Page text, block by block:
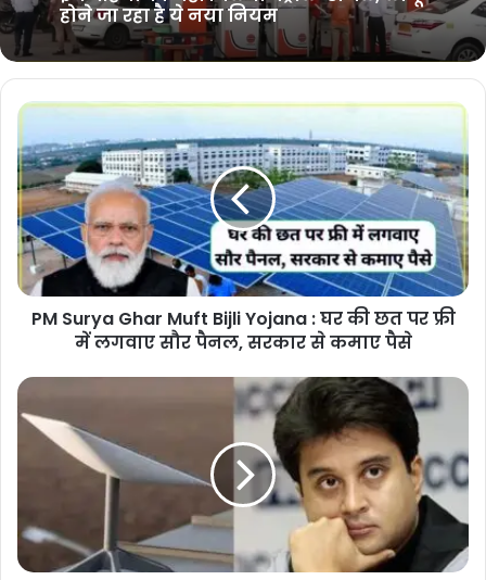
No Fuel For Old Vehicles: दिल्ली में आज से
इन वाहनों को नहीं मिलेगा पेट्रोल-डीजल, लागू
होने जा रहा है ये नया नियम
मुह गिरे सोने के दाम, जानें आज आपके शहर में
क्या हैं ताजा दाम
PM Surya Ghar Muft Bijli Yojana : घर की छत पर फ्री
में लगवाए सौर पैनल, सरकार से कमाए पैसे